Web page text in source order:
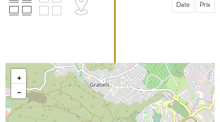
Dessiner sur la carte !
Date Prix
+
−